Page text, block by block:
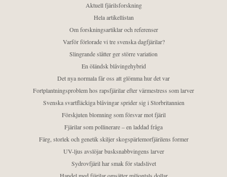
Aktuell fjärilsforskning
Hela artikellistan
Om forskningsartiklar och referenser
Varför förlorade vi tre svenska dagfjärilar?
Slingrande slåtter ger större variation
En öländsk blåvingehybrid
Det nya normala får oss att glömma hur det var
Fortplantningsproblem hos rapsfjärilar efter värmestress som larver
Svenska svartfläckiga blåvingar sprider sig i Storbritannien
Förskjuten blomning som försvar mot fjäril
Fjärilar som pollinerare – en laddad fråga
Färg, storlek och genetik skiljer skogspärlemorfjärilens former
UV-ljus avslöjar busksnabbvingens larver
Sydrovfjäril har smak för stadslivet